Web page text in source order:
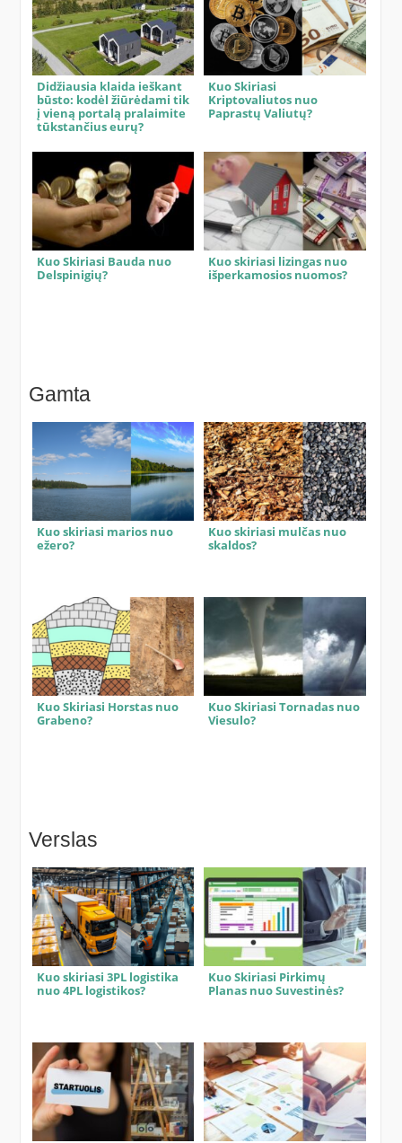
Didžiausia klaida ieškant
būsto: kodėl žiūrėdami tik
į vieną portalą pralaimite
tūkstančius eurų?
Kuo Skiriasi
Kriptovaliutos nuo
Paprastų Valiutų?
Kuo Skiriasi Bauda nuo
Delspinigių?
Kuo skiriasi lizingas nuo
išperkamosios nuomos?
Gamta
Kuo skiriasi marios nuo
ežero?
Kuo skiriasi mulčas nuo
skaldos?
Kuo Skiriasi Horstas nuo
Grabeno?
Kuo Skiriasi Tornadas nuo
Viesulo?
Verslas
Kuo skiriasi 3PL logistika
nuo 4PL logistikos?
Kuo Skiriasi Pirkimų
Planas nuo Suvestinės?